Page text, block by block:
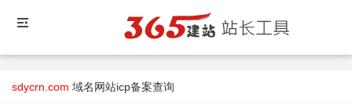
sdycrn.com 域名网站icp备案查询